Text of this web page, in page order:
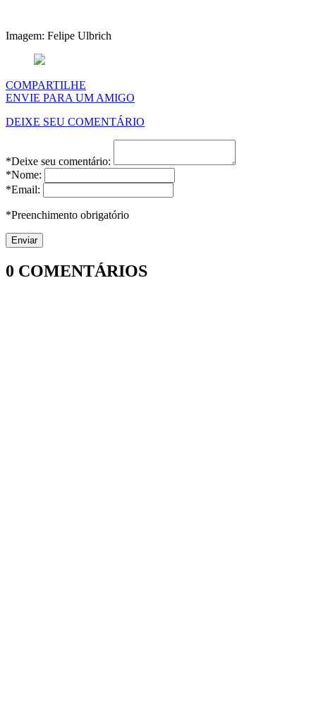
Imagem: Felipe Ulbrich
COMPARTILHE
ENVIE PARA UM AMIGO
DEIXE SEU COMENTÁRIO
*Deixe seu comentário:
*Nome:
*Email:
*Preenchimento obrigatório
0 COMENTÁRIOS